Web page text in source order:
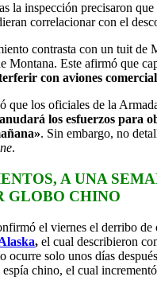
la inspección precisaron que
correlacionar con el
contrasta con un tuit de
Montana. Este afirmó que
con aviones
que los oficiales de la
los esfuerzos para
. Sin embargo, no
.
A UNA
GLOBO CHINO
el viernes el derribo de
, el cual describieron
ocurre solo unos días
chino, el cual